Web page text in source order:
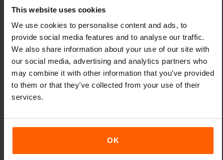
This website uses cookies
We use cookies to personalise content and ads, to
provide social media features and to analyse our traffic.
We also share information about your use of our site with
our social media, advertising and analytics partners who
may combine it with other information that you’ve provided
to them or that they’ve collected from your use of their
services.
OK
Xiaomi 12T Pro
Xiaomi 13
Xiaomi 13 Lite
Xiaomi 13 Pro
Xiaomi 13T Pro